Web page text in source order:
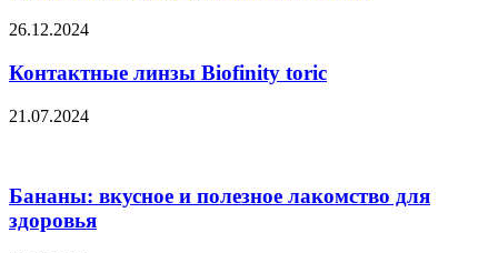
26.12.2024
Контактные линзы Biofinity toric
21.07.2024
Бананы: вкусное и полезное лакомство для
здоровья